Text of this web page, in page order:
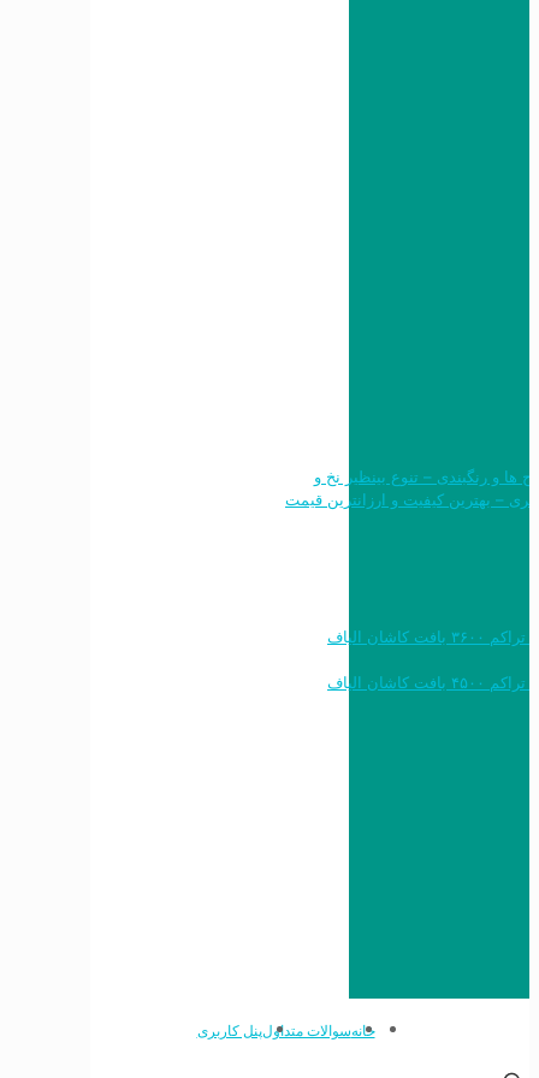
طرح ها و رنگبندی – تنوع بینظیر نخ و
خرید به قیمت فرش ماشینی ۱۲۰۰ شانه تراکم ۳۶۰۰ بافت کاشان الیاف
خرید به قیمت فرش ماشینی ۱۵۰۰ شانه تراکم ۴۵۰۰ بافت کاشان الیاف
خانهسوالات متداولپنل کاربری